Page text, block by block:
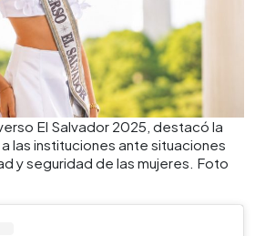
El Salvador 2025, destacó la
las instituciones ante situaciones
y seguridad de las mujeres. Foto